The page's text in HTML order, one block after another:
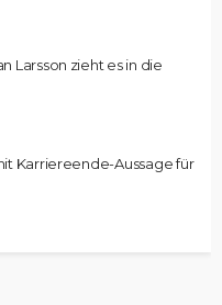
Larsson zieht es in die
Karriereende-Aussage für